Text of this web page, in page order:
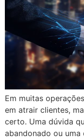
Em muitas
em atrair clientes,
certo. Uma dúvida
abandonado ou